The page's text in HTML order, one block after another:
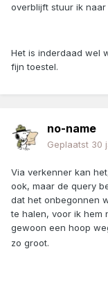
overblijft stuur ik naar
Het is inderdaad wel
fijn toestel.
no-name
Geplaatst 30
Via verkenner kan
ook, maar de query
dat het onbegonnen
te halen, voor ik hem
gewoon een hoop
zo groot.